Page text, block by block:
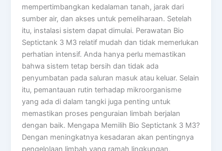
mempertimbangkan kedalaman tanah, jarak dari
sumber air, dan akses untuk pemeliharaan. Setelah
itu, instalasi sistem dapat dimulai. Perawatan Bio
Septictank 3 M3 relatif mudah dan tidak memerlukan
perhatian intensif. Anda hanya perlu memastikan
bahwa sistem tetap bersih dan tidak ada
penyumbatan pada saluran masuk atau keluar. Selain
itu, pemantauan rutin terhadap mikroorganisme
yang ada di dalam tangki juga penting untuk
memastikan proses penguraian limbah berjalan
dengan baik. Mengapa Memilih Bio Septictank 3 M3?
Dengan meningkatnya kesadaran akan pentingnya